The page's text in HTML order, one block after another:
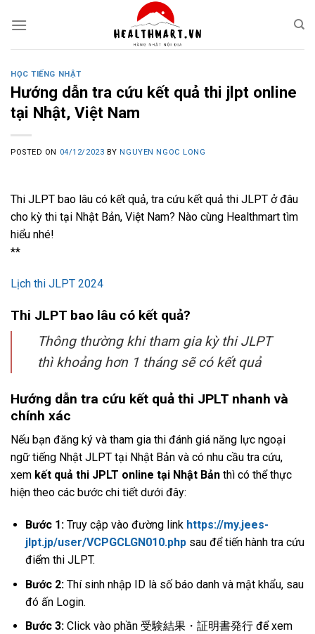
HỌC TIẾNG NHẬT
Hướng dẫn tra cứu kết quả thi jlpt online
tại Nhật, Việt Nam
POSTED ON 04/12/2023 BY NGUYEN NGOC LONG
Thi JLPT bao lâu có kết quả, tra cứu kết quả thi JLPT ở đâu
cho kỳ thi tại Nhật Bản, Việt Nam? Nào cùng Healthmart tìm
hiểu nhé!
**
Lịch thi JLPT 2024
Thi JLPT bao lâu có kết quả?
Thông thường khi tham gia kỳ thi JLPT
thì khoảng hơn 1 tháng sẽ có kết quả
Hướng dẫn tra cứu kết quả thi JPLT nhanh và
chính xác
Nếu bạn đăng ký và tham gia thi đánh giá năng lực ngoại
ngữ tiếng Nhật JLPT tại Nhật Bản và có nhu cầu tra cứu,
xem kết quả thi JPLT online tại Nhật Bản thì có thể thực
hiện theo các bước chi tiết dưới đây:
Bước 1:Truy cập vào đường link https://my.jees-
jlpt.jp/user/VCPGCLGN010.phpsau để tiến hành tra cứu
điểm thi JLPT.
Bước 2:Thí sinh nhập ID là số báo danh và mật khẩu, sau
đó ấn Login.
Bước 3:Click vào phần 受験結果・証明書発行 để xem